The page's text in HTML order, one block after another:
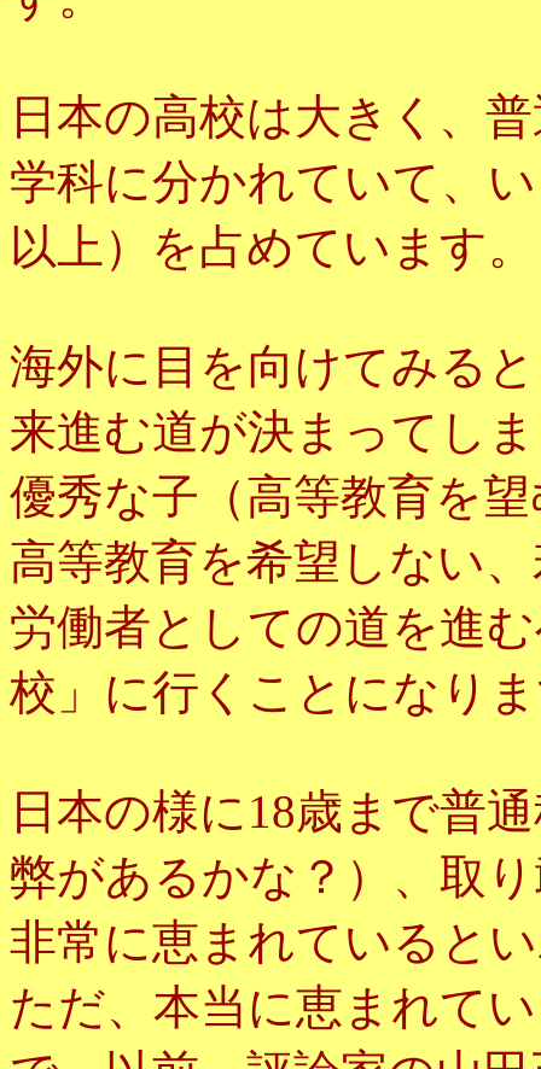
日本の高校は大きく、
学科に分かれていて、
以上）を占めています。
海外に目を向けてみる
来進む道が決まってし
優秀な子（高等教育を
高等教育を希望しない
労働者としての道を進
校」に行くことになり
日本の様に18歳まで普
弊があるかな？）、取
非常に恵まれていると
ただ、本当に恵まれて